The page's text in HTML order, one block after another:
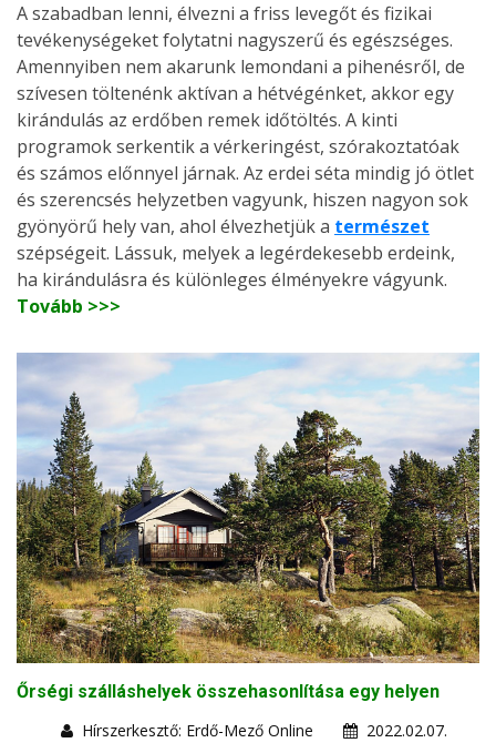
A szabadban lenni, élvezni a friss levegőt és fizikai
tevékenységeket folytatni nagyszerű és egészséges.
Amennyiben nem akarunk lemondani a pihenésről, de
szívesen töltenénk aktívan a hétvégénket, akkor egy
kirándulás az erdőben remek időtöltés. A kinti
programok serkentik a vérkeringést, szórakoztatóak
és számos előnnyel járnak. Az erdei séta mindig jó ötlet
és szerencsés helyzetben vagyunk, hiszen nagyon sok
gyönyörű hely van, ahol élvezhetjük a természet
szépségeit. Lássuk, melyek a legérdekesebb erdeink,
ha kirándulásra és különleges élményekre vágyunk.
Tovább >>>
Őrségi szálláshelyek összehasonlítása egy helyen
Hírszerkesztő: Erdő-Mező Online
2022.02.07.